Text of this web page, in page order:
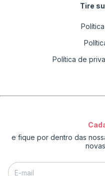
Tire
Política de
e fique por dentro das